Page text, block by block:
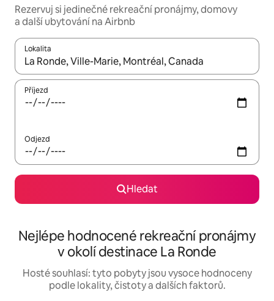
Rezervuj si jedinečné rekreační pronájmy, domovy
a další ubytování na Airbnb
Lokalita
Až budou výsledky k dispozici, můžeš si je procházet pomocí
Příjezd
Odjezd
Hledat
Nejlépe hodnocené rekreační pronájmy
v okolí destinace La Ronde
Hosté souhlasí: tyto pobyty jsou vysoce hodnoceny
podle lokality, čistoty a dalších faktorů.